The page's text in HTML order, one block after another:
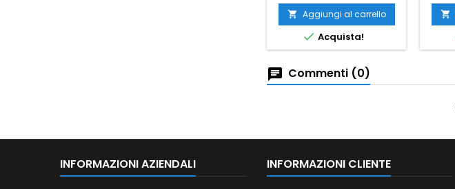
 Aggiungi al carrello
 Acquista!

Commenti (0)
INFORMAZIONI AZIENDALI INFORMAZIONI CLIENTE